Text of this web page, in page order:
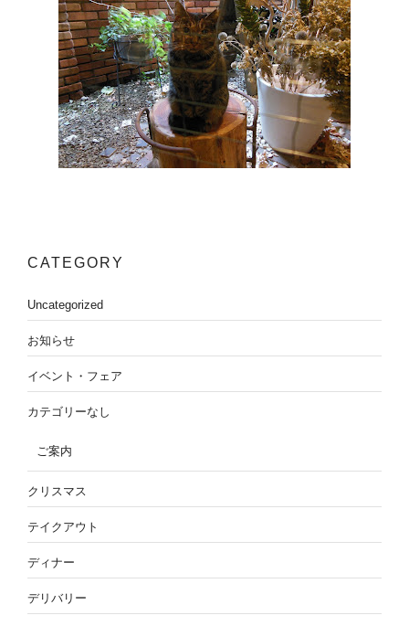
CATEGORY
Uncategorized
お知らせ
イベント・フェア
カテゴリーなし
ご案内
クリスマス
テイクアウト
ディナー
デリバリー